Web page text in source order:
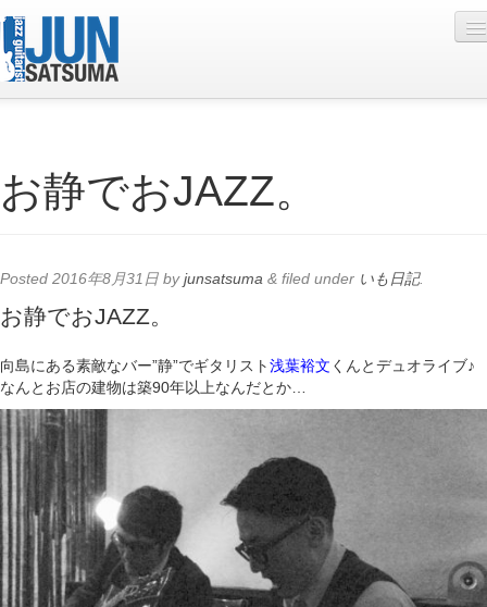
Live Schedule
Photo
YouTube
Online Lesson
お静でおJAZZ。
Posted 2016年8月31日 byjunsatsuma & filed under いも日記.
お静でおJAZZ。
向島にある素敵なバー”静”でギタリスト浅葉裕文 くんとデュオライブ♪
なんとお店の建物は築90年以上なんだとか…